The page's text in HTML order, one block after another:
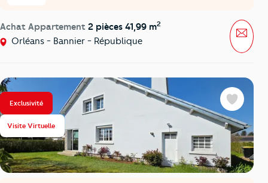
Achat Appartement 2 pièces 41,99 m2
Orléans - Bannier - République
Exclusivité
Visite Virtuelle
Favoris